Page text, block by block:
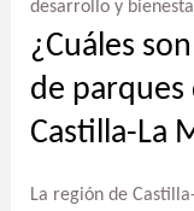
desarrollo y
¿Cuáles
de parques
Castilla-La
La región de